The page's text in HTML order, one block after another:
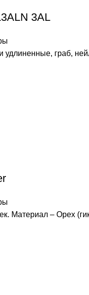
3AL
удлиненные, граб,
Материал – Орех